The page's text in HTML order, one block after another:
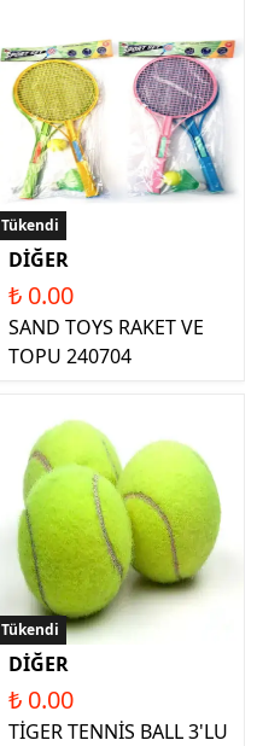
Tükendi
DİĞER
₺ 0.00
SAND TOYS RAKET VE
TOPU 240704
Tükendi
DİĞER
₺ 0.00
TİGER TENNİS BALL 3'LU